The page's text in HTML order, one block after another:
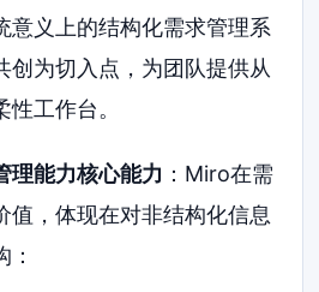
意义上的结构化需求管理系
创为切入点，为团队提供从
工作台。
理能力核心能力 ：Miro在需
值，体现在对非结构化信息